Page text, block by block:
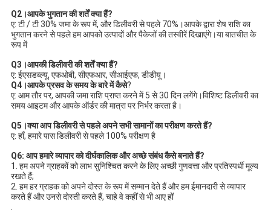
Q2।आपके भुगतान की शर्तें क्या हैं?
ए: टी / टी 30% जमा के रूप में, और डिलीवरी से पहले 70%।आपके द्वारा शेष राशि का
भुगतान करने से पहले हम आपको उत्पादों और पैकेजों की तस्वीरें दिखाएंगे।या बातचीत के
रूप में
Q3।आपकी डिलीवरी की शर्तें क्या हैं?
ए: ईएसडब्ल्यू, एफओबी, सीएफआर, सीआईएफ, डीडीयू।
Q4।आपके प्रसव के समय के बारे में कैसे?
ए: आम तौर पर, आपकी जमा राशि प्राप्त करने में 5 से 30 दिन लगेंगे।विशिष्ट डिलीवरी का
समय आइटम और आपके ऑर्डर की मात्रा पर निर्भर करता है।
Q5।क्या आप डिलीवरी से पहले अपने सभी सामानों का परीक्षण करते हैं?
ए: हाँ, हमारे पास डिलीवरी से पहले 100% परीक्षण है
Q6: आप हमारे व्यापार को दीर्घकालिक और अच्छे संबंध कैसे बनाते हैं?
1. हम अपने ग्राहकों को लाभ सुनिश्चित करने के लिए अच्छी गुणवत्ता और प्रतिस्पर्धी मूल्य
रखते हैं;
2. हम हर ग्राहक को अपने दोस्त के रूप में सम्मान देते हैं और हम ईमानदारी से व्यापार
करते हैं और उनसे दोस्ती करते हैं, चाहे वे कहीं से भी आए हों
.